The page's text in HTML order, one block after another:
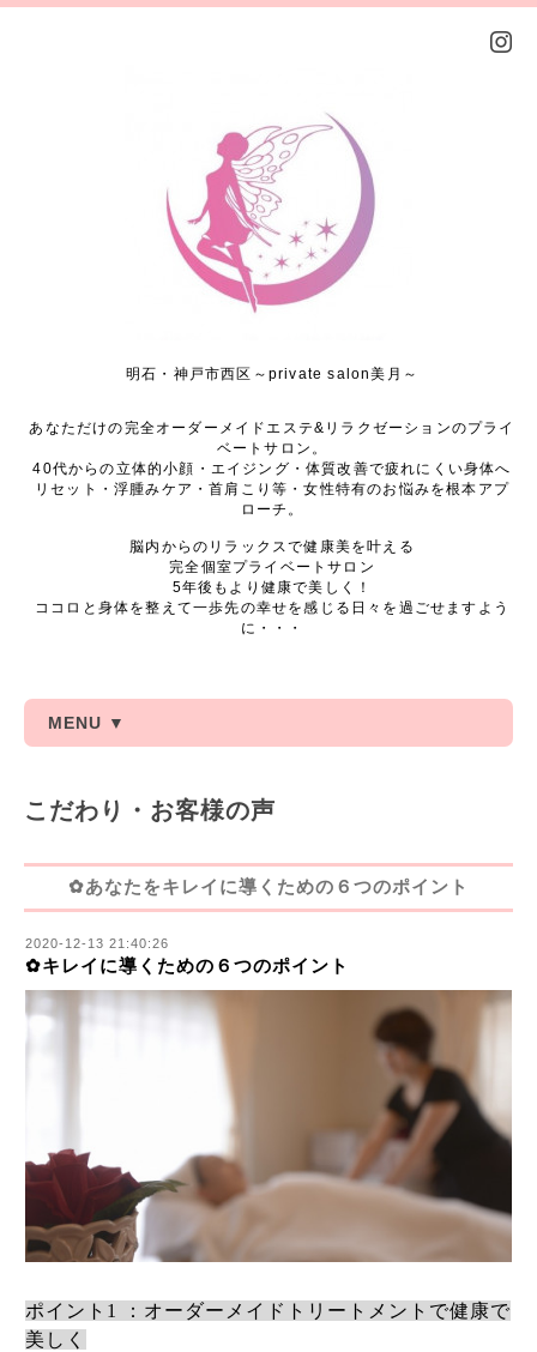
明石・神戸市西区～private salon美月～
あなただけの完全オーダーメイドエステ&リラクゼーションのプライ
ベートサロン。
40代からの立体的小顔・エイジング・体質改善で疲れにくい身体へ
リセット・浮腫みケア・首肩こり等・女性特有のお悩みを根本アプ
ローチ。
脳内からのリラックスで健康美を叶える
完全個室プライベートサロン
5年後もより健康で美しく！
ココロと身体を整えて一歩先の幸せを感じる日々を過ごせますよう
に・・・
MENU ▼
こだわり・お客様の声
✿あなたをキレイに導くための６つのポイント
2020-12-13 21:40:26
✿キレイに導くための６つのポイント
ポイント 1 ： オーダーメイドトリートメントで健康で
美しく